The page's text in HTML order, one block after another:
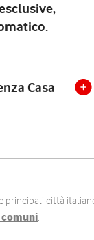
Casa
principali città
.